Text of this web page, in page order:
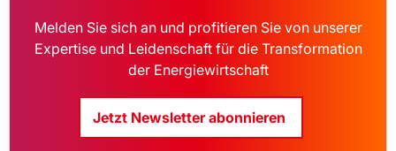
Melden Sie sich an und profitieren Sie von unserer
Expertise und Leidenschaft für die Transformation
der Energiewirtschaft
Jetzt Newsletter abonnieren